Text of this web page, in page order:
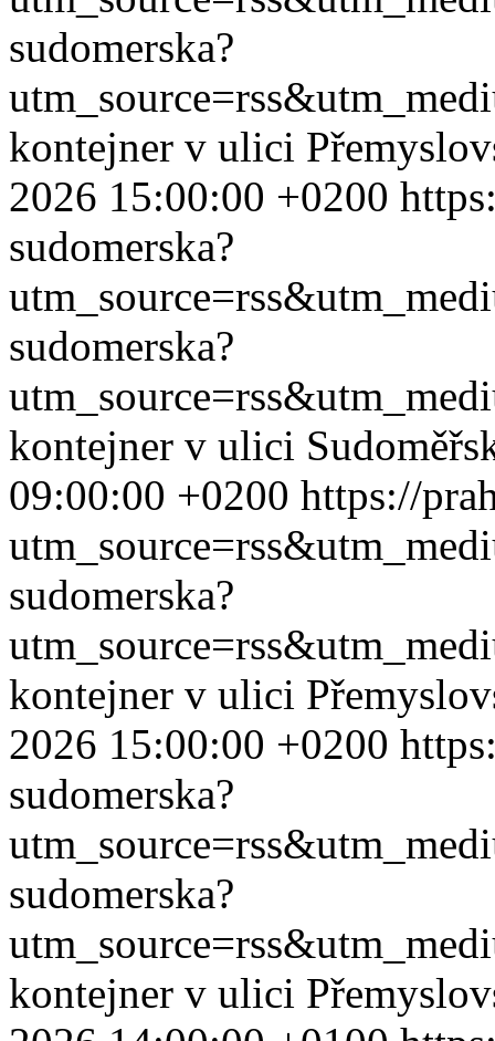
sudomerska?
kontejner v ulici
2026 15:00:00 +0200
sudomerska?
sudomerska?
kontejner v ulici
09:00:00 +0200 https://
sudomerska?
kontejner v ulici
2026 15:00:00 +0200
sudomerska?
sudomerska?
kontejner v ulici